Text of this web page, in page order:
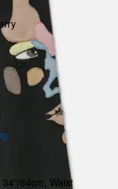
84cm, Waist